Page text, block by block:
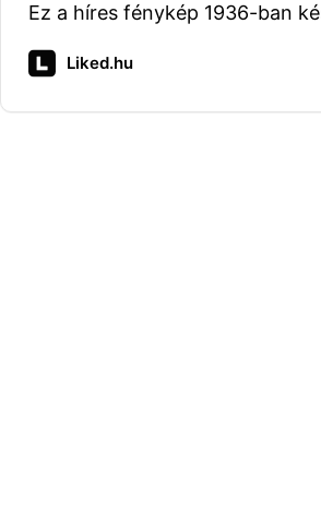
Ez a híres fénykép 1936-ban
Liked.hu